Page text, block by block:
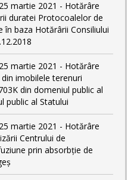
martie 2021 - Hotărâre
duratei Protocoalelor de
baza Hotărârii Consiliului
martie 2021 - Hotărâre
imobilele terenuri
din domeniul public al
public al Statului
martie 2021 - Hotărâre
Centrului de
prin absorbție de